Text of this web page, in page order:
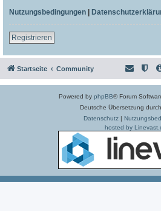
Nutzungsbedingungen |
Registrieren
Startseite Community
Powered by phpBB® Forum
Deutsche Übersetzung durch
Datenschutz|
hosted by